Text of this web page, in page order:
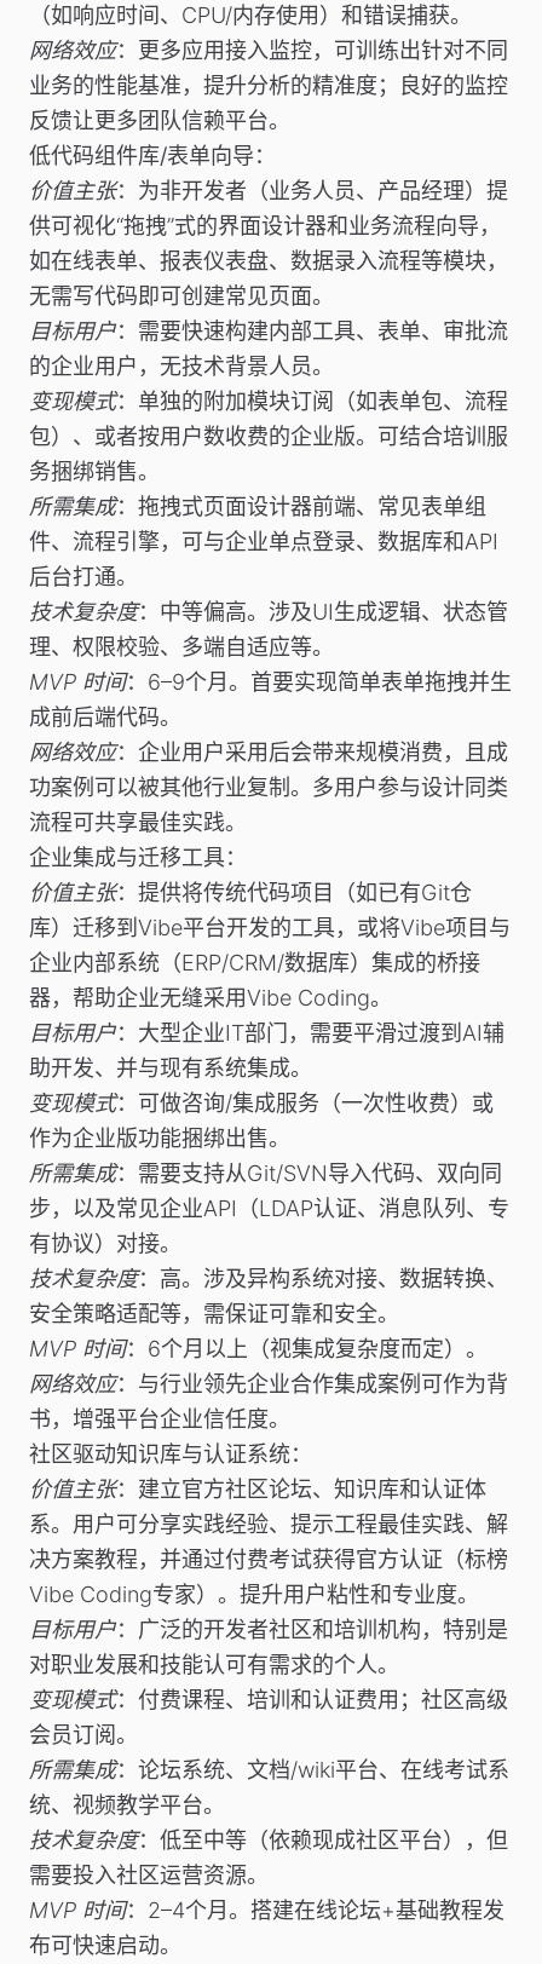
（如响应时间、CPU/内存使用）和错误捕获。
网络效应：更多应用接入监控，可训练出针对不同
业务的性能基准，提升分析的精准度；良好的监控
反馈让更多团队信赖平台。
低代码组件库/表单向导：
价值主张：为非开发者（业务人员、产品经理）提
供可视化“拖拽”式的界面设计器和业务流程向导，
如在线表单、报表仪表盘、数据录入流程等模块，
无需写代码即可创建常见页面。
目标用户：需要快速构建内部工具、表单、审批流
的企业用户，无技术背景人员。
变现模式：单独的附加模块订阅（如表单包、流程
包）、或者按用户数收费的企业版。可结合培训服
务捆绑销售。
所需集成：拖拽式页面设计器前端、常见表单组
件、流程引擎，可与企业单点登录、数据库和API
后台打通。
技术复杂度：中等偏高。涉及UI生成逻辑、状态管
理、权限校验、多端自适应等。
MVP 时间：6–9个月。首要实现简单表单拖拽并生
成前后端代码。
网络效应：企业用户采用后会带来规模消费，且成
功案例可以被其他行业复制。多用户参与设计同类
流程可共享最佳实践。
企业集成与迁移工具：
价值主张：提供将传统代码项目（如已有Git仓
库）迁移到Vibe平台开发的工具，或将Vibe项目与
企业内部系统（ERP/CRM/数据库）集成的桥接
器，帮助企业无缝采用Vibe Coding。
目标用户：大型企业IT部门，需要平滑过渡到AI辅
助开发、并与现有系统集成。
变现模式：可做咨询/集成服务（一次性收费）或
作为企业版功能捆绑出售。
所需集成：需要支持从Git/SVN导入代码、双向同
步，以及常见企业API（LDAP认证、消息队列、专
有协议）对接。
技术复杂度：高。涉及异构系统对接、数据转换、
安全策略适配等，需保证可靠和安全。
MVP 时间：6个月以上（视集成复杂度而定）。
网络效应：与行业领先企业合作集成案例可作为背
书，增强平台企业信任度。
社区驱动知识库与认证系统：
价值主张：建立官方社区论坛、知识库和认证体
系。用户可分享实践经验、提示工程最佳实践、解
决方案教程，并通过付费考试获得官方认证（标榜
Vibe Coding专家）。提升用户粘性和专业度。
目标用户：广泛的开发者社区和培训机构，特别是
对职业发展和技能认可有需求的个人。
变现模式：付费课程、培训和认证费用；社区高级
会员订阅。
所需集成：论坛系统、文档/wiki平台、在线考试系
统、视频教学平台。
技术复杂度：低至中等（依赖现成社区平台），但
需要投入社区运营资源。
MVP 时间：2–4个月。搭建在线论坛+基础教程发
布可快速启动。